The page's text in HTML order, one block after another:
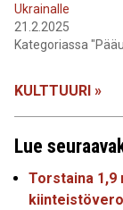
Ukrainalle
21.2.2025
Kategoriassa
KULTTUURI »
Lue
Torstaina 1,9